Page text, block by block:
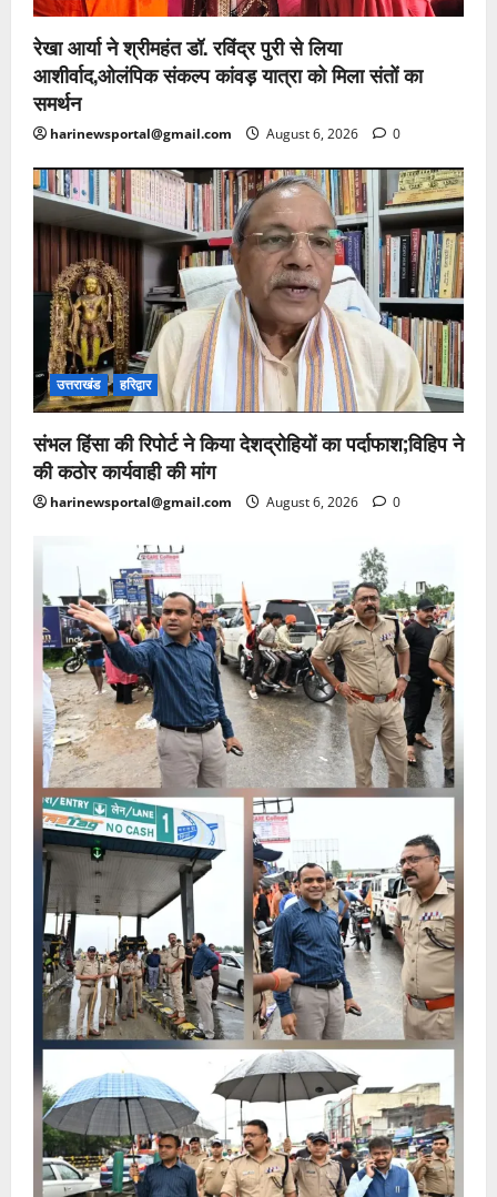
रेखा आर्या ने श्रीमहंत डॉ. रविंद्र पुरी से लिया
आशीर्वाद,ओलंपिक संकल्प कांवड़ यात्रा को मिला संतों का
समर्थन
harinewsportal@gmail.com August 6, 2026 0
उत्तराखंड हरिद्वार
संभल हिंसा की रिपोर्ट ने किया देशद्रोहियों का पर्दाफाश;विहिप ने
की कठोर कार्यवाही की मांग
harinewsportal@gmail.com August 6, 2026 0